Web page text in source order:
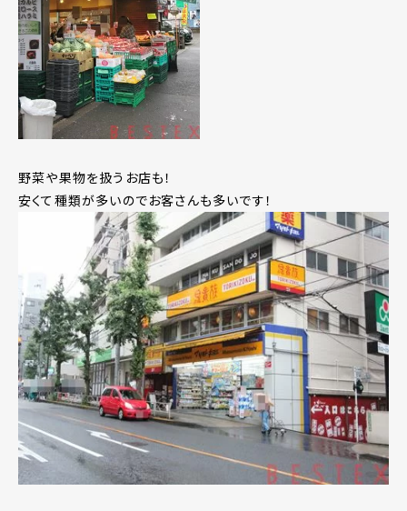
野菜や果物を扱うお店も！
安くて種類が多いのでお客さんも多いです！